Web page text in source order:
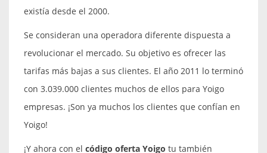
existía desde el 2000.
Se consideran una operadora diferente dispuesta a
revolucionar el mercado. Su objetivo es ofrecer las
tarifas más bajas a sus clientes. El año 2011 lo terminó
con 3.039.000 clientes muchos de ellos para Yoigo
empresas. ¡Son ya muchos los clientes que confían en
Yoigo!
¡Y ahora con el código oferta Yoigo tu también